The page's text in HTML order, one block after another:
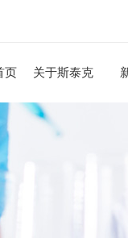
页 关于斯泰克